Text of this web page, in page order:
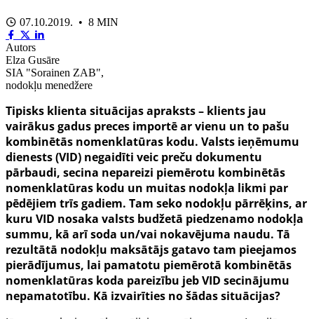
07.10.2019. • 8 MIN
Autors
Elza Gusāre
SIA "Sorainen ZAB",
nodokļu menedžere
Tipisks klienta situācijas apraksts – klients jau
vairākus gadus preces importē ar vienu un to pašu
kombinētās nomenklatūras kodu. Valsts ieņēmumu
dienests (VID) negaidīti veic preču dokumentu
pārbaudi, secina nepareizi piemērotu kombinētās
nomenklatūras kodu un muitas nodokļa likmi par
pēdējiem trīs gadiem. Tam seko nodokļu pārrēķins, ar
kuru VID nosaka valsts budžetā piedzenamo nodokļa
summu, kā arī soda un/vai nokavējuma naudu. Tā
rezultātā nodokļu maksātājs gatavo tam pieejamos
pierādījumus, lai pamatotu piemērotā kombinētās
nomenklatūras koda pareizību jeb VID secinājumu
nepamatotību. Kā izvairīties no šādas situācijas?